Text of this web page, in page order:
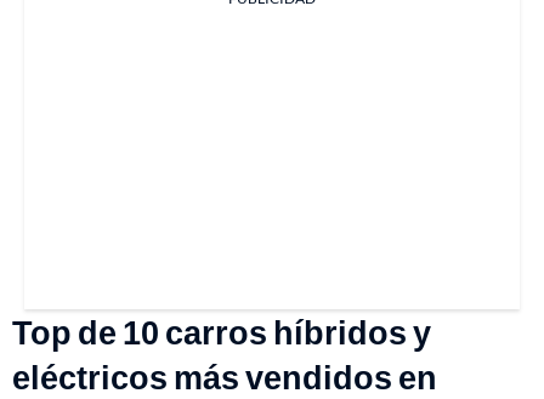
Top de 10 carros híbridos y
eléctricos más vendidos en